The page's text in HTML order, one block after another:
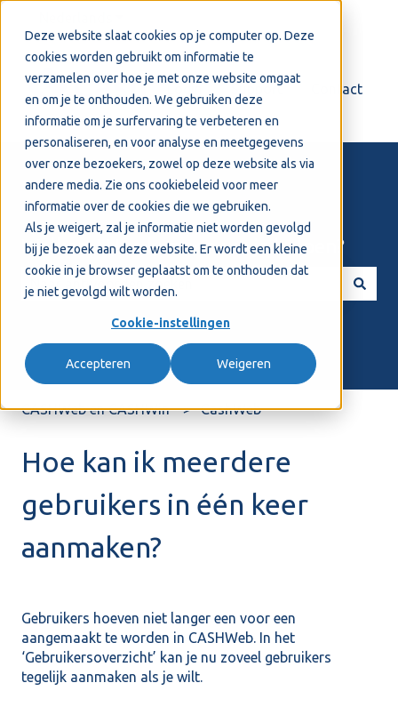
Deze website slaat cookies op je computer op. Deze
cookies worden gebruikt om informatie te
verzamelen over hoe je met onze website omgaat
en om je te onthouden. We gebruiken deze
informatie om je surfervaring te verbeteren en
personaliseren, en voor analyse en meetgegevens
over onze bezoekers, zowel op deze website als via
andere media. Zie ons cookiebeleid voor meer
informatie over de cookies die we gebruiken.
Als je weigert, zal je informatie niet worden gevolgd
bij je bezoek aan deze website. Er wordt een kleine
cookie in je browser geplaatst om te onthouden dat
je niet gevolgd wilt worden.
Cookie-instellingen
Accepteren Weigeren
Support Contact
Welkom! Hoe kunnen we je helpen?
CASHWeb en CASHWin CashWeb
Hoe kan ik meerdere
gebruikers in één keer
aanmaken?
Gebruikers hoeven niet langer een voor een
aangemaakt te worden in CASHWeb. In het
‘Gebruikersoverzicht’ kan je nu zoveel gebruikers
tegelijk aanmaken als je wilt.